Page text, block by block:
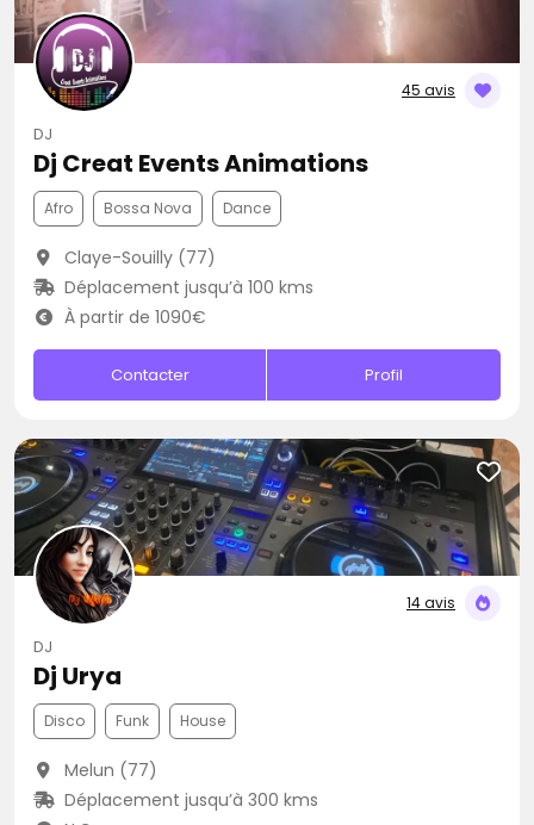
45 avis
DJ
Dj Creat Events Animations
Afro Bossa Nova Dance
Claye-Souilly (77)
Déplacement jusqu’à 100 kms
À partir de 1090€
Contacter Profil
14 avis
DJ
Dj Urya
Disco Funk House
Melun (77)
Déplacement jusqu’à 300 kms